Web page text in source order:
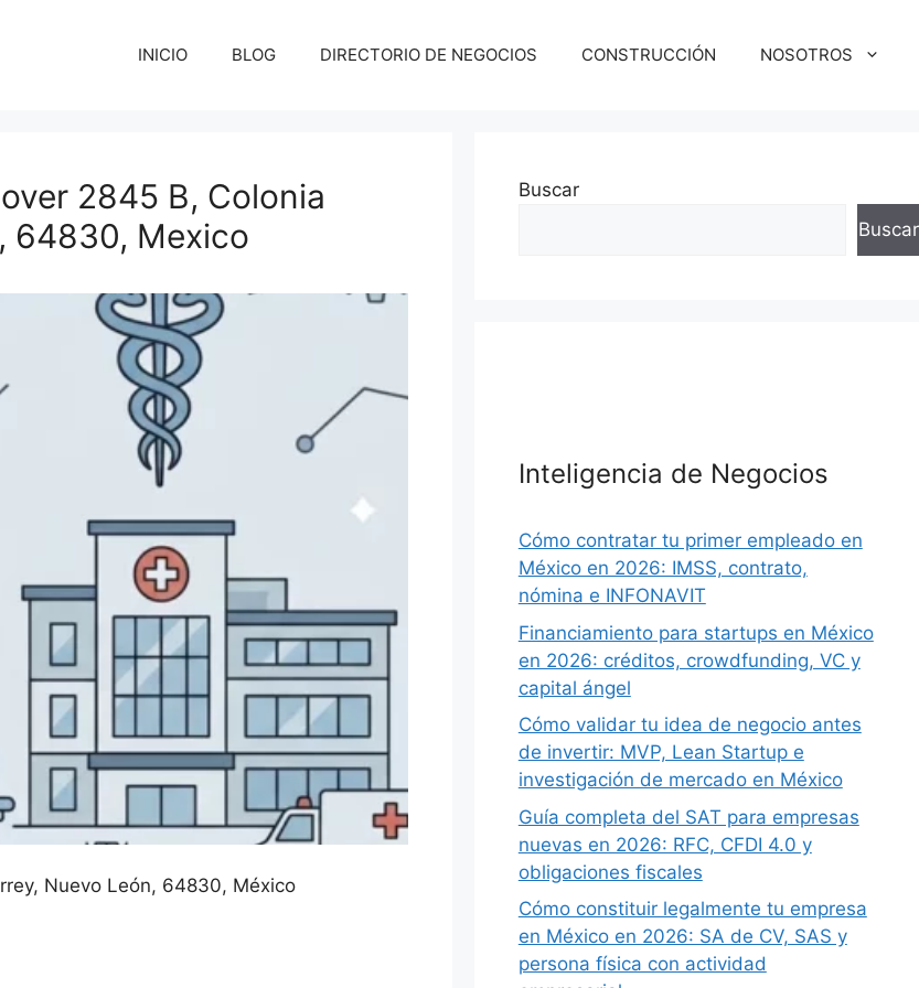
INICIO BLOG DIRECTORIO DE NEGOCIOS CONSTRUCCIÓN NOSOTROS
2845 B, Colonia
64830, Mexico
Nuevo León 64830 México
Buscar
Buscar
Inteligencia de Negocios
Cómo contratar tu primer empleado en
México en 2026: IMSS, contrato,
nómina e INFONAVIT
Financiamiento para startups en México
en 2026: créditos, crowdfunding, VC y
capital ángel
Cómo validar tu idea de negocio antes
de invertir: MVP, Lean Startup e
investigación de mercado en México
Guía completa del SAT para empresas
nuevas en 2026: RFC, CFDI 4.0 y
obligaciones fiscales
Cómo constituir legalmente tu empresa
en México en 2026: SA de CV, SAS y
persona física con actividad